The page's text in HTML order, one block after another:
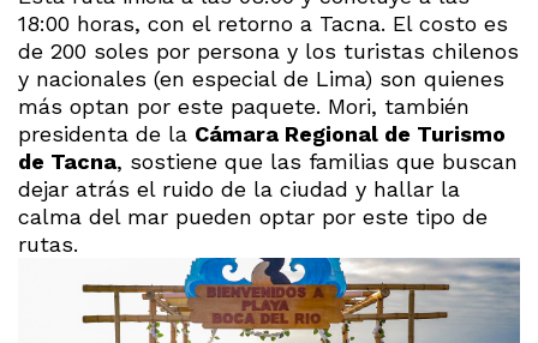
18:00 horas, con el retorno a Tacna. El costo es
de 200 soles por persona y los turistas chilenos
y nacionales (en especial de Lima) son quienes
más optan por este paquete. Mori, también
presidenta de la Cámara Regional de Turismo
de Tacna, sostiene que las familias que buscan
dejar atrás el ruido de la ciudad y hallar la
calma del mar pueden optar por este tipo de
rutas.